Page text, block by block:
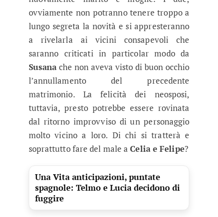
ovviamente non potranno tenere troppo a
lungo segreta la novità e si appresteranno
a rivelarla ai vicini consapevoli che
saranno criticati in particolar modo da
Susanache non aveva visto di buon occhio
l’annullamento del precedente
matrimonio. La felicità dei neosposi,
tuttavia, presto potrebbe essere rovinata
dal ritorno improvviso di un personaggio
molto vicino a loro. Di chi si tratterà e
soprattutto fare del male aCelia e Felipe?
Una Vita anticipazioni, puntate
spagnole: Telmo e Lucia decidono di
fuggire